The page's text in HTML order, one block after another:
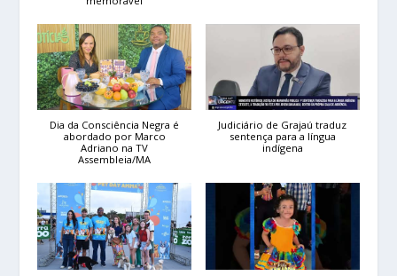
Dia da Consciência Negra é
abordado por Marco
Adriano na TV
Assembleia/MA
Judiciário de Grajaú traduz
sentença para a língua
indígena